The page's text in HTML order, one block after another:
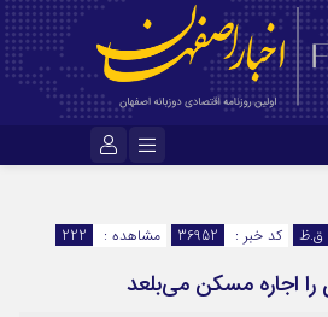
کد خبر : 36952 مشاهده : 222
را اجاره مسکن می‌بلعد